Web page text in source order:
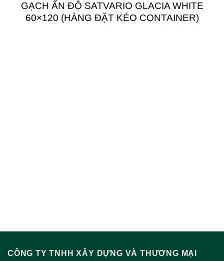
GẠCH ẤN ĐỘ SATVARIO GLACIA WHITE
60×120 (HÀNG ĐẶT KÉO CONTAINER)
CÔNG TY TNHH XÂY DỰNG VÀ THƯƠNG MẠI